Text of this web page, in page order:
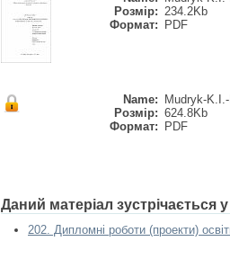
Розмір: 234.2Kb
Формат:
PDF
Name:
Mudryk-
Розмір: 624.8Kb
Формат:
PDF
Даний матеріал зустрічається
202. Дипломні роботи (проекти)